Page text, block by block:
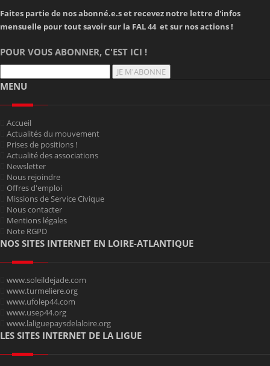
Faites partie de nos abonné.e.s et recevez notre lettre d'infos
mensuelle pour tout savoir sur la FAL 44 et sur nos actions !
POUR VOUS ABONNER, C'EST ICI !
JE M'ABONNE
MENU
Accueil
Actualités du mouvement
Prises de positions !
Actualité des associations
Newsletter
Nous rejoindre
Offres d'emploi
Missions de Service Civique
Nous contacter
Mentions légales
Note RGPD
NOS SITES INTERNET EN LOIRE-ATLANTIQUE
www.soleildejade.com
www.turmeliere.org
www.ufolep44.com
www.usep44.org
www.laliguepaysdelaloire.org
LES SITES INTERNET DE LA LIGUE